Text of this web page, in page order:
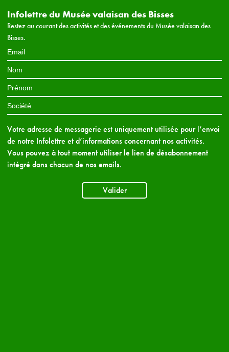
Infolettre du Musée valaisan des Bisses
Restez au courant des activités et des événements du Musée valaisan des
Bisses.
Votre adresse de messagerie est uniquement utilisée pour l’envoi
de notre Infolettre et d’informations concernant nos activités.
Vous pouvez à tout moment utiliser le lien de désabonnement
intégré dans chacun de nos emails.